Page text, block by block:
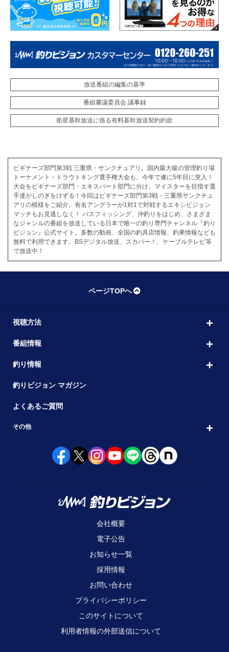
放送番組の編集の基準
番組審議委員会 議事録
衛星基幹放送に係る有料基幹放送契約約款
ビギナーズ部門第3戦 三重県・サンクチュアリ。国内最大級の管理釣り場
トーナメント・トラウトキング選手権大会も、今年で遂に5年目に突入！
大会をビギナーズ部門・エキスパート部門に分け、マイスターを目指す選
手達がしのぎをけずる！今回はビギナーズ部門第3戦・三重県サンクチュ
アリの模様をご紹介。有名アングラーが1対1で対戦するエキシビジョン
マッチもお見逃しなく！ バスフィッシング、沖釣りをはじめ、さまざま
なジャンルの番組を放送している日本で唯一の釣り専門チャンネル『釣り
ビジョン』公式サイト。多数の動画、全国の釣具店情報、釣果情報なども
無料で利用できます。BSデジタル放送、スカパー！、ケーブルテレビ等
で放送中！
ページTOPへ
視聴方法
番組情報
釣り情報
釣りビジョン マガジン
よくあるご質問
その他
会社概要
電子公告
お知らせ一覧
採用情報
お問い合わせ
プライバシーポリシー
このサイトについて
利用者情報の外部送信について